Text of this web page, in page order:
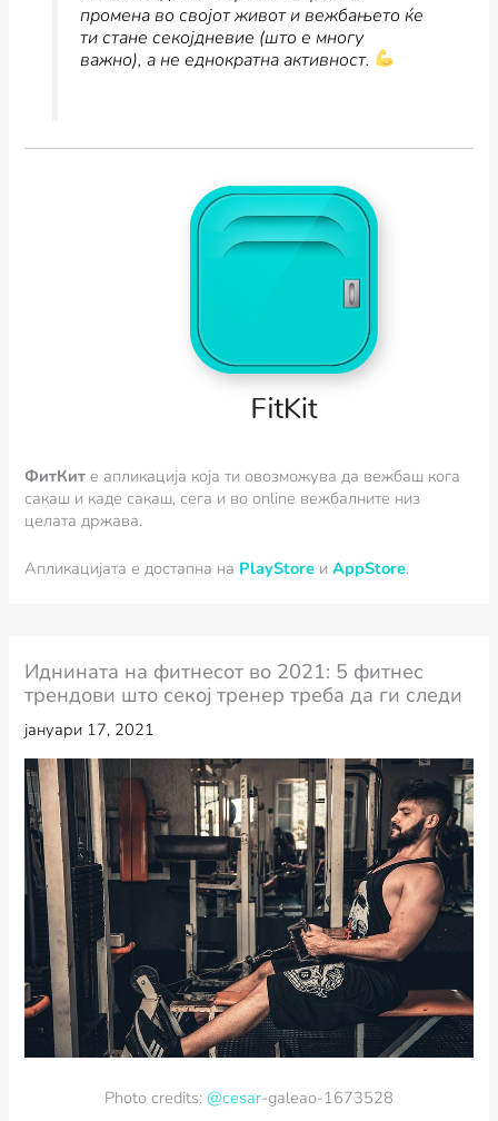
промена во својот живот и вежбањето ќе
ти стане секојдневие (што е многу
важно), а не еднократна активност.
ФитКит e апликација која ти овозможува да вежбаш кога
сакаш и каде сакаш, сега и во online вежбалните низ
целата држава.
Апликацијата е достапна на PlayStore иAppStore.
Иднината на фитнесот во 2021: 5 фитнес
трендови што секој тренер треба да ги следи
јануари 17, 2021
Photo credits: @cesar-galeao-1673528